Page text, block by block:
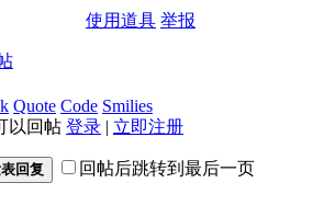
使用道具 举报
Quote Code Smilies
以回帖 登录 | 立即注册
回复 回帖后跳转到最后一页